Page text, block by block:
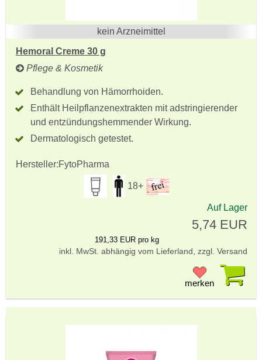
kein Arzneimittel
Hemoral Creme 30 g
Pflege & Kosmetik
Behandlung von Hämorrhoiden.
Enthält Heilpflanzenextrakten mit adstringierender
und entzündungshemmender Wirkung.
Dermatologisch getestet.
Hersteller:FytoPharma
18+
Auf Lager
5,74 EUR
191,33 EUR pro kg
inkl. MwSt. abhängig vom Lieferland, zzgl. Versand
merken